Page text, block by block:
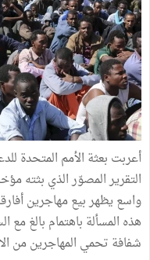
أعربت بعثة الأمم المتحدة
واسع يظهر بيع مهاجرين
هذه المسألة باهتمام بالغ
شفافة تحمي المهاجرين من